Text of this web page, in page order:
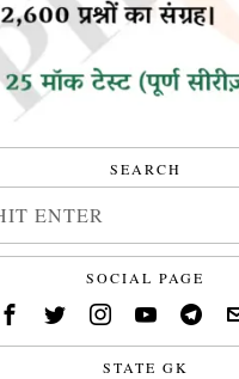
SEARCH
SOCIAL PAGE
STATE GK